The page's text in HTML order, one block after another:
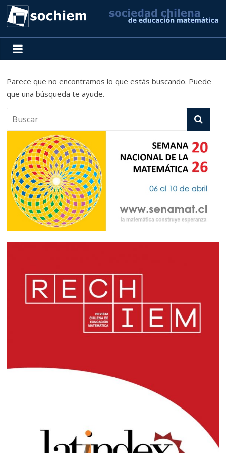
SOCHIEM
Sociedad
de
Educación
Parece que no encontramos lo que estás buscando. Puede
que una búsqueda te ayude.